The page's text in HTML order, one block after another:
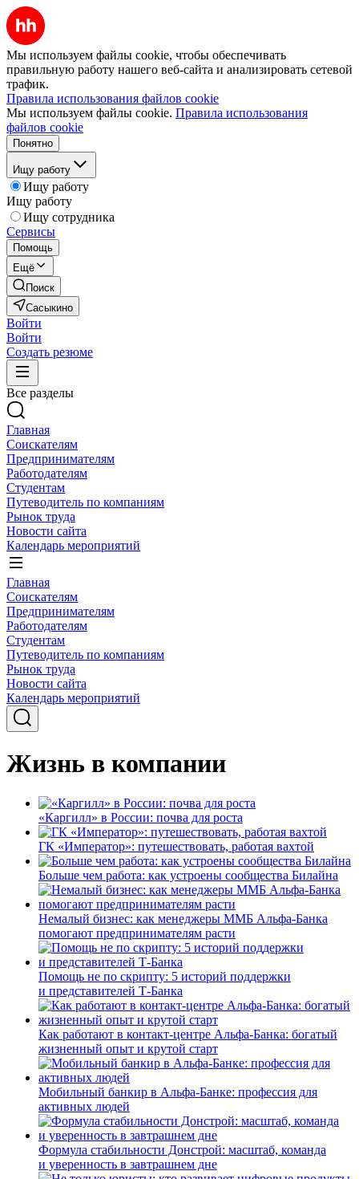
Мы используем файлы cookie, чтобы обеспечивать
правильную работу нашего веб-сайта и анализировать сетевой
трафик.
Правила использования файлов cookie
Мы используем файлы cookie. Правила использования
файлов cookie
Понятно
Ищу работу
Ищу работу
Ищу работу
Ищу сотрудника
Сервисы
Помощь
Ещё
Поиск
Сасыкино
Войти
Войти
Создать резюме
Все разделы
Главная
Соискателям
Предпринимателям
Работодателям
Студентам
Путеводитель по компаниям
Рынок труда
Новости сайта
Календарь мероприятий
Главная
Соискателям
Предпринимателям
Работодателям
Студентам
Путеводитель по компаниям
Рынок труда
Новости сайта
Календарь мероприятий
Жизнь в компании
«Каргилл» в России: почва для роста
ГК «Император»: путешествовать, работая вахтой
Больше чем работа: как устроены сообщества Билайна
Немалый бизнес: как менеджеры ММБ Альфа-Банка
помогают предпринимателям расти
Помощь не по скрипту: 5 историй поддержки
и представителей Т-Банка
Как работают в контакт-центре Альфа-Банка: богатый
жизненный опыт и крутой старт
Мобильный банкир в Альфа-Банке: профессия для
активных людей
Формула стабильности Донстрой: масштаб, команда
и уверенность в завтрашнем дне